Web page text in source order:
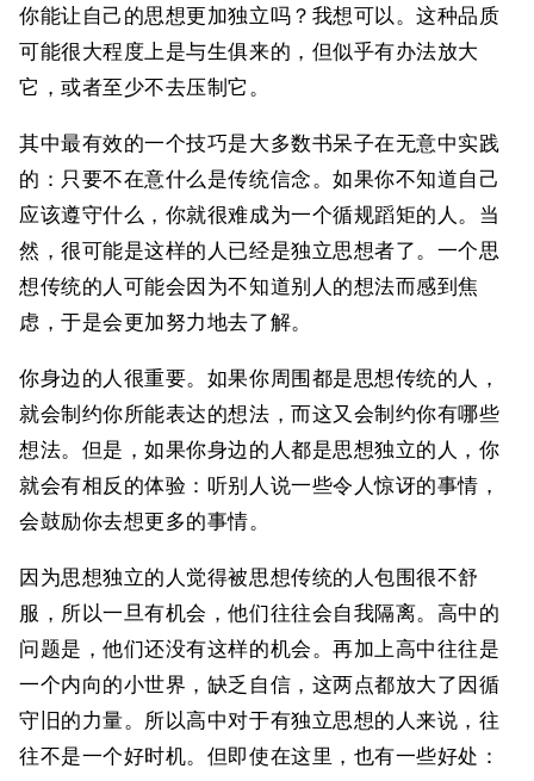
你能让自己的思想更加独立吗？我想可以。这种品质
可能很大程度上是与生俱来的，但似乎有办法放大
它，或者至少不去压制它。
其中最有效的一个技巧是大多数书呆子在无意中实践
的：只要不在意什么是传统信念。如果你不知道自己
应该遵守什么，你就很难成为一个循规蹈矩的人。当
然，很可能是这样的人已经是独立思想者了。一个思
想传统的人可能会因为不知道别人的想法而感到焦
虑，于是会更加努力地去了解。
你身边的人很重要。如果你周围都是思想传统的人，
就会制约你所能表达的想法，而这又会制约你有哪些
想法。但是，如果你身边的人都是思想独立的人，你
就会有相反的体验：听别人说一些令人惊讶的事情，
会鼓励你去想更多的事情。
因为思想独立的人觉得被思想传统的人包围很不舒
服，所以一旦有机会，他们往往会自我隔离。高中的
问题是，他们还没有这样的机会。再加上高中往往是
一个内向的小世界，缺乏自信，这两点都放大了因循
守旧的力量。所以高中对于有独立思想的人来说，往
往不是一个好时机。但即使在这里，也有一些好处：